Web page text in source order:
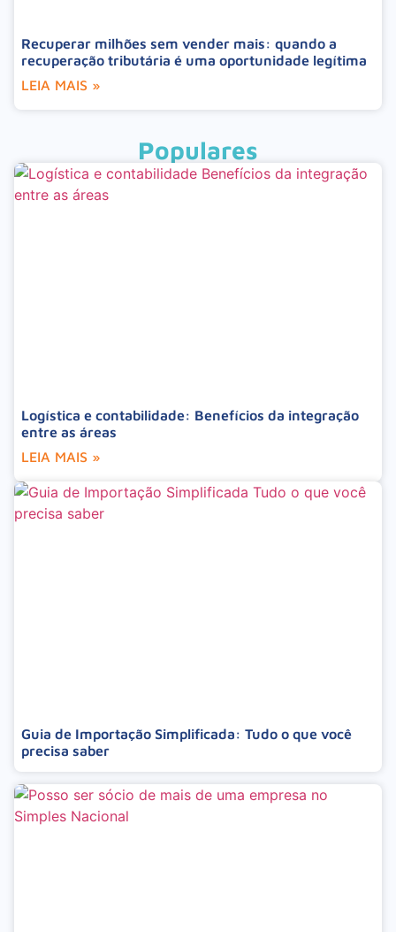
Recuperar milhões sem vender mais: quando a
recuperação tributária é uma oportunidade legítima
LEIA MAIS »
Populares
Logística e contabilidade: Benefícios da integração
entre as áreas
LEIA MAIS »
Guia de Importação Simplificada: Tudo o que você
precisa saber